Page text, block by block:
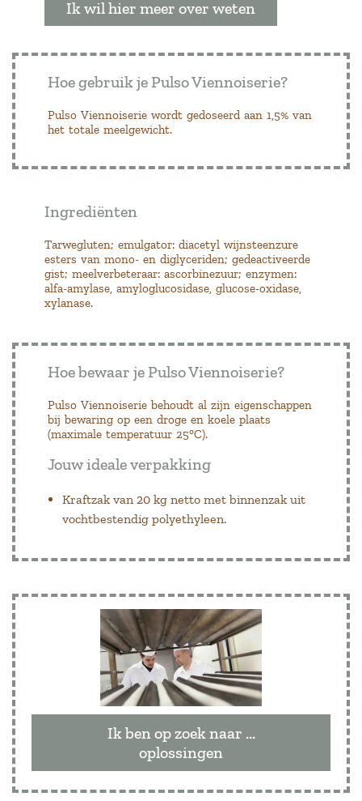
Ik wil hier meer over weten
Hoe gebruik je Pulso Viennoiserie?
Pulso Viennoiserie wordt gedoseerd aan 1,5% van
het totale meelgewicht.
Ingrediënten
Tarwegluten; emulgator: diacetyl wijnsteenzure
esters van mono- en diglyceriden; gedeactiveerde
gist; meelverbeteraar: ascorbinezuur; enzymen:
alfa-amylase, amyloglucosidase, glucose-oxidase,
xylanase.
Hoe bewaar je Pulso Viennoiserie?
Pulso Viennoiserie behoudt al zijn eigenschappen
bij bewaring op een droge en koele plaats
(maximale temperatuur 25°C).
Jouw ideale verpakking
Kraftzak van 20 kg netto met binnenzak uit
vochtbestendig polyethyleen.
Ik ben op zoek naar ...
oplossingen